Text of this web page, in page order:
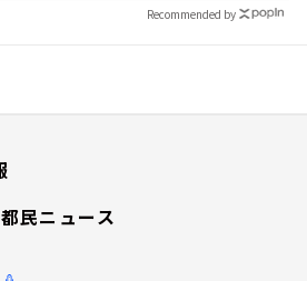
Recommended by
都民ニュース